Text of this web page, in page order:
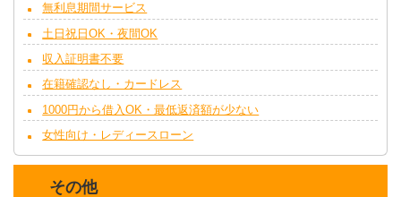
無利息期間サービス
土日祝日OK・夜間OK
収入証明書不要
在籍確認なし・カードレス
1000円から借入OK・最低返済額が少ない
女性向け・レディースローン
その他